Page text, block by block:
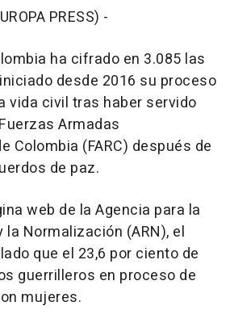
PRESS) -
ha cifrado en 3.085 las
desde 2016 su proceso
vida civil tras haber servido
Armadas
Colombia (FARC) después de
de paz.
web de la Agencia para la
la Normalización (ARN), el
que el 23,6 por ciento de
guerrilleros en proceso de
mujeres.